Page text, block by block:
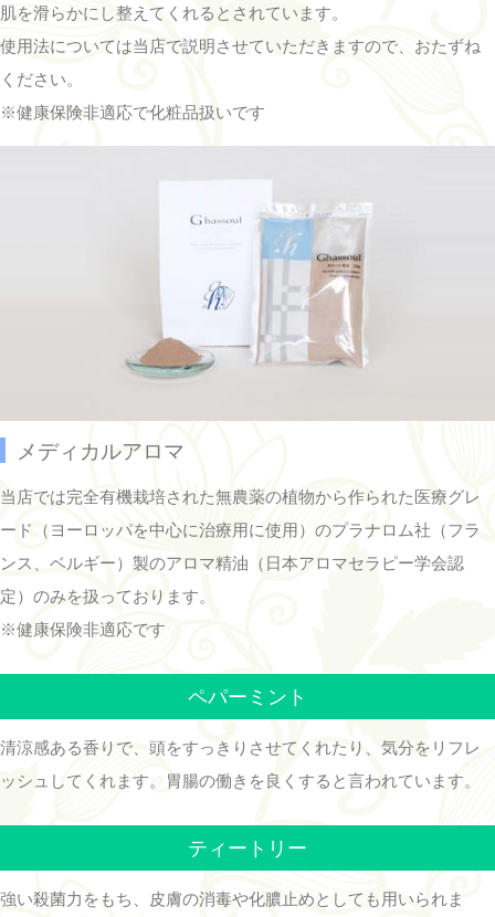
肌を滑らかにし整えてくれるとされています。
使用法については当店で説明させていただきますので、おたずね
ください。
※健康保険非適応で化粧品扱いです
メディカルアロマ
当店では完全有機栽培された無農薬の植物から作られた医療グレ
ード（ヨーロッパを中心に治療用に使用）のプラナロム社（フラ
ンス、ベルギー）製のアロマ精油（日本アロマセラピー学会認
定）のみを扱っております。
※健康保険非適応です
ペパーミント
清涼感ある香りで、頭をすっきりさせてくれたり、気分をリフレ
ッシュしてくれます。胃腸の働きを良くすると言われています。
ティートリー
強い殺菌力をもち、皮膚の消毒や化膿止めとしても用いられま